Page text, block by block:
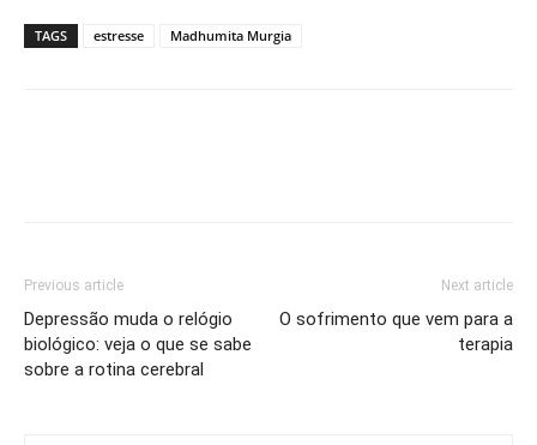
TAGS estresse Madhumita Murgia
Previous article
Depressão muda o relógio
biológico: veja o que se sabe
sobre a rotina cerebral
Next article
O sofrimento que vem para a
terapia